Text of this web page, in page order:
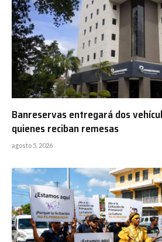
Banreservas entregará dos
quienes reciban remesas
agosto 5, 2026